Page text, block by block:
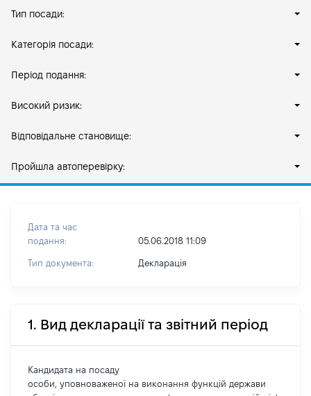
Тип посади:
Категорія посади:
Період подання:
Високий ризик:
Відповідальне становище:
Пройшла автоперевірку:
Дата та час
подання:
05.06.2018 11:09
Тип документа: Декларація
1. Вид декларації та звітний період
Кандидата на посаду
особи, уповноваженої на виконання функцій держави